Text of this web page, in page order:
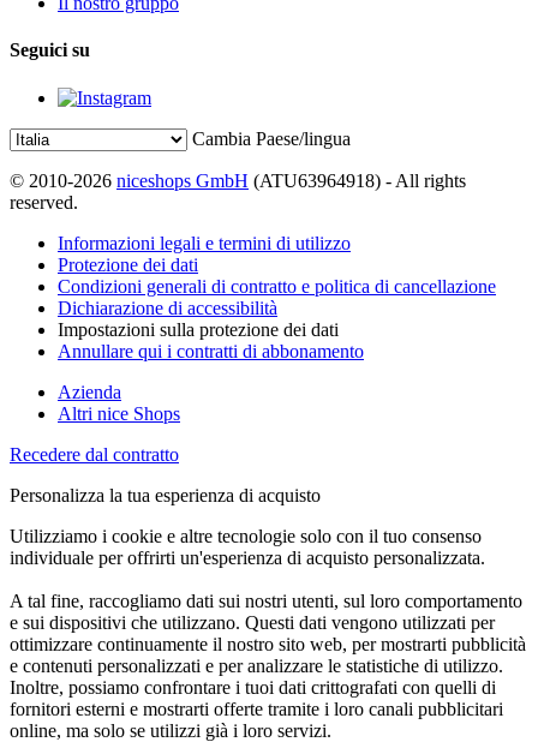
Seguici su
Cambia Paese/lingua
© 2010-2026 niceshops GmbH (ATU63964918) - All rights
reserved.
Informazioni legali e termini di utilizzo
Protezione dei dati
Condizioni generali di contratto e politica di cancellazione
Dichiarazione di accessibilità
Impostazioni sulla protezione dei dati
Annullare qui i contratti di abbonamento
Azienda
Altri nice Shops
Recedere dal contratto
Personalizza la tua esperienza di acquisto
Utilizziamo i cookie e altre tecnologie solo con il tuo consenso
individuale per offrirti un'esperienza di acquisto personalizzata.
A tal fine, raccogliamo dati sui nostri utenti, sul loro comportamento
e sui dispositivi che utilizzano. Questi dati vengono utilizzati per
ottimizzare continuamente il nostro sito web, per mostrarti pubblicità
e contenuti personalizzati e per analizzare le statistiche di utilizzo.
Inoltre, possiamo confrontare i tuoi dati crittografati con quelli di
fornitori esterni e mostrarti offerte tramite i loro canali pubblicitari
online, ma solo se utilizzi già i loro servizi.